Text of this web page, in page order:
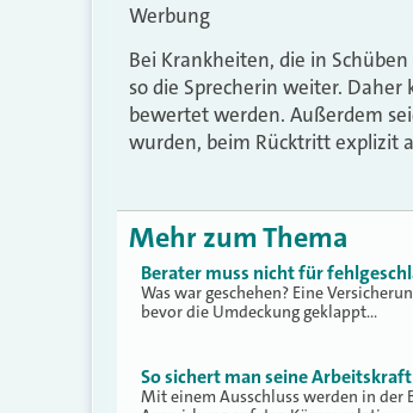
Werbung
Bei Krankheiten, die in
so die Sprecherin weiter.
bewertet werden. Außerdem
wurden, beim Rücktritt explizit
Mehr zum Thema
Berater muss nicht für
Was war geschehen? Eine
bevor die Umdeckung geklappt…
So sichert man seine
Mit einem Ausschluss werden in der